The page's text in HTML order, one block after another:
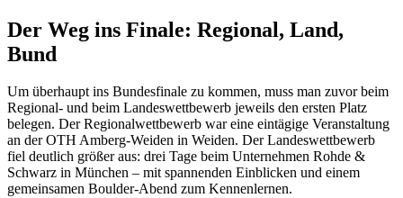
Der Weg ins Finale: Regional, Land,
Bund
Um überhaupt ins Bundesfinale zu kommen, muss man zuvor beim
Regional- und beim Landeswettbewerb jeweils den ersten Platz
belegen. Der Regionalwettbewerb war eine eintägige Veranstaltung
an der OTH Amberg-Weiden in Weiden. Der Landeswettbewerb
fiel deutlich größer aus: drei Tage beim Unternehmen Rohde &
Schwarz in München – mit spannenden Einblicken und einem
gemeinsamen Boulder-Abend zum Kennenlernen.